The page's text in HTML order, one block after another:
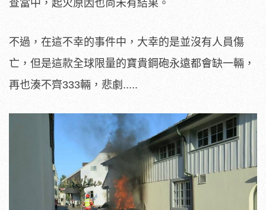
查當中，起火原因也尚未有結果。
不過，在這不幸的事件中，大幸的是並沒有人員傷
亡，但是這款全球限量的寶貴鋼砲永遠都會缺一輛，
再也湊不齊333輛，悲劇.....